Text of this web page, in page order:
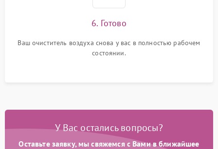
6. Готово
Ваш очиститель воздуха снова у вас в полностью рабочем
состоянии.
У Вас остались вопросы?
Оставьте заявку, мы свяжемся с Вами в ближайшее